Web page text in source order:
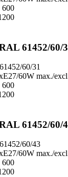
600
61452/60/
60/31
60W max./
600
61452/60/
60/43
60W max./
600